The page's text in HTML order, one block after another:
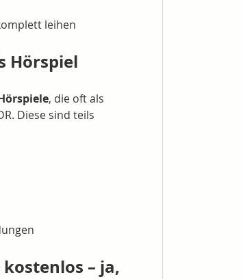
leihen
Hörspiel
, die oft als
– ja,